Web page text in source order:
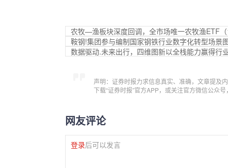
农牧—渔板块深度回调，全市场唯一农牧渔ETF
鞍钢!集团参与编制国家钢铁行业数字化转型场景
数据驱动.未来出行，四维图新以全栈能力赢得行
声明：证券时报力求信息真实、准确，文章提及
下载“证券时报”官方APP，或关注官方微信公众
网友评论
登录后可以发言